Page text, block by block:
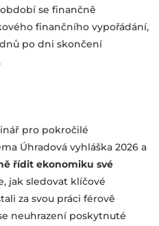
se finančně
finančního vypořádání,
po dni skončení
pro pokročilé
Úhradová vyhláška 2026 a
řídit ekonomiku své
jak sledovat klíčové
za svou práci férově
neuhrazení poskytnuté